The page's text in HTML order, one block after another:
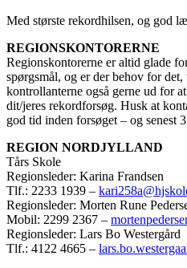
Med største rekordhilsen, og god
REGIONSKONTORERNE
Regionskontorerne er altid glade
spørgsmål, og er der behov for det,
kontrollanterne også gerne ud for
dit/jeres rekordforsøg. Husk at
god tid inden forsøget – og senest
REGION NORDJYLLAND
Tårs Skole
Regionsleder: Karina Frandsen
Tlf.: 2233 1939 –
Regionsleder: Morten Rune
Mobil: 2299 2367 –
Regionsleder: Lars Bo Westergård
Tlf.: 4122 4665 –